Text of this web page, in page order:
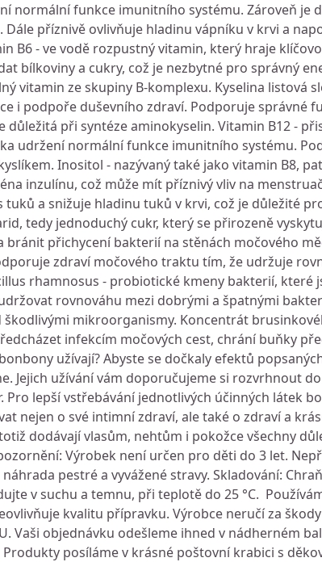
normální funkce imunitního systému. Zároveň je
Dále příznivě ovlivňuje hladinu vápníku v krvi a
B6 - ve vodě rozpustný vitamin, který hraje
bílkoviny a cukry, což je nezbytné pro správný
vitamin ze skupiny B-komplexu. Kyselina listová
i podpoře duševního zdraví. Podporuje správné
při syntéze aminokyselin. Vitamin B12 -
udržení normální funkce imunitního systému.
Inositol - nazývaný také jako vitamin B8,
inzulínu, což může mít příznivý vliv na
a snižuje hladinu tuků v krvi, což je důležité
tedy jednoduchý cukr, který se přirozeně
bránit přichycení bakterií na stěnách močového
zdraví močového traktu tím, že udržuje
rhamnosus - probiotické kmeny bakterií, které
rovnováhu mezi dobrými a špatnými
mikroorganismy. Koncentrát
infekcím močových cest, chrání buňky
užívají? Abyste se dočkaly efektů
Jejich užívání vám doporučujeme si rozvrhnout
Pro lepší vstřebávání jednotlivých účinných látek
nejen o své intimní zdraví, ale také o zdraví a
dodávají vlasům, nehtům i pokožce všechny
Výrobek není určen pro děti do 3 let.
pestré a vyvážené stravy. Skladování:
v suchu a temnu, při teplotě do 25 °C.
kvalitu přípravku. Výrobce neručí za
Vaši objednávku odešleme ihned v nádherném
Produkty posíláme v krásné poštovní krabici s